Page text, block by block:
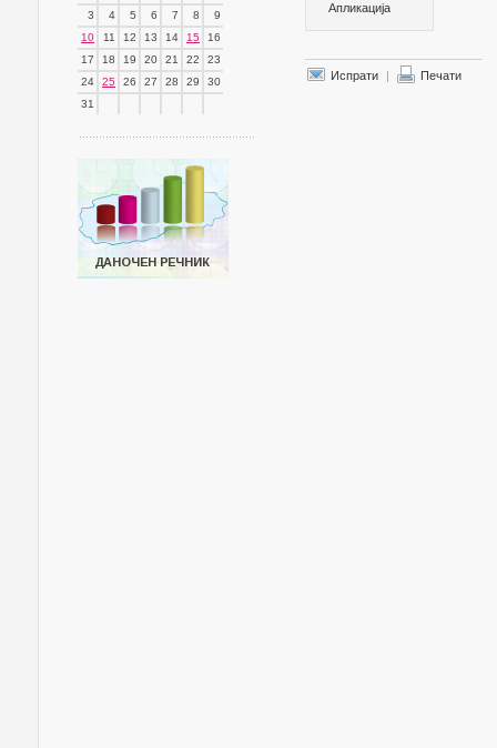
3
4 5 6 7 8
9
10
11 12 13 14 15
16
17
18 19 20 21 22
23
24
25 26 27 28 29
30
31
Апликација
Испрати | Печати